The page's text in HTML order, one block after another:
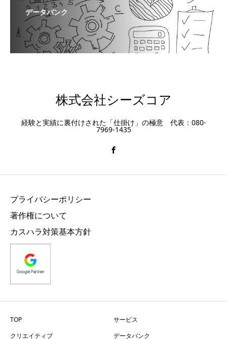
データバンク
株式会社シーズコア
経験と実績に裏付けされた「仕掛け」の極意 代表：080-
7969-1435
プライバシーポリシー
著作権について
カスハラ対策基本方針
TOP
サービス
クリエイティブ
データバンク